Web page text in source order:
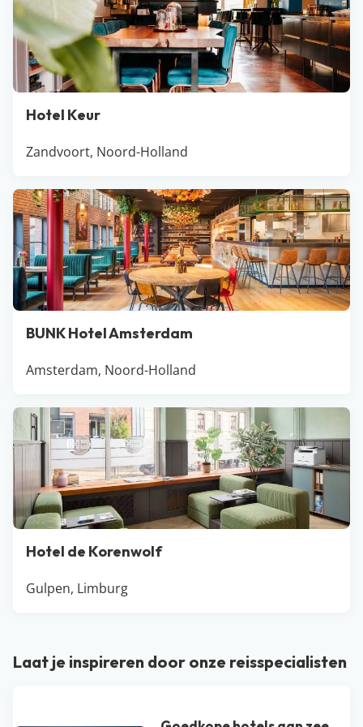
cultuur? Ga dan voor een nachtje weg bij Amsterdam
of Breda.
Hotel Keur
Zandvoort, Noord-Holland
BUNK Hotel Amsterdam
Amsterdam, Noord-Holland
Hotel de Korenwolf
Gulpen, Limburg
Laat je inspireren door onze reisspecialisten